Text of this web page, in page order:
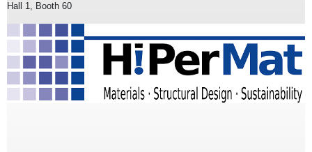
Hall 1, Booth 60